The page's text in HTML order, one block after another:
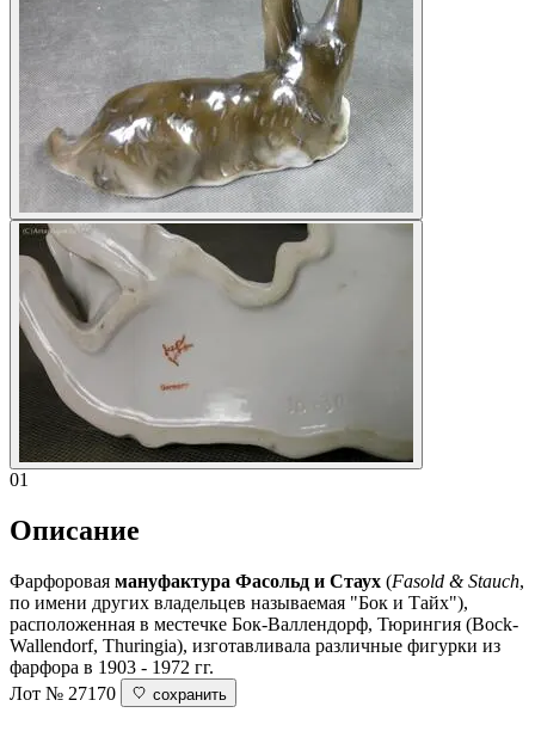
01
Описание
Фарфоровая мануфактура Фасольд и Стаух (Fasold & Stauch,
по имени других владельцев называемая "Бок и Тайх"),
расположенная в местечке Бок-Валлендорф, Тюрингия (Bock-
Wallendorf, Thuringia), изготавливала различные фигурки из
фарфора в 1903 - 1972 гг.
Лот № 27170
сохранить